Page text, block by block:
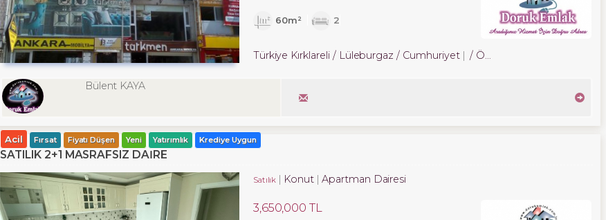
60m² 2
Türkiye Kırklareli / Lüleburgaz / Cumhuriyet / Özerler Mah.
Bülent KAYA
Acil Fırsat Fiyatı Düşen Yeni Yatırımlık Krediye Uygun
SATILIK 2+1 MASRAFSIZ DAIRE
Satılık Konut Apartman Dairesi
3,650,000 TL